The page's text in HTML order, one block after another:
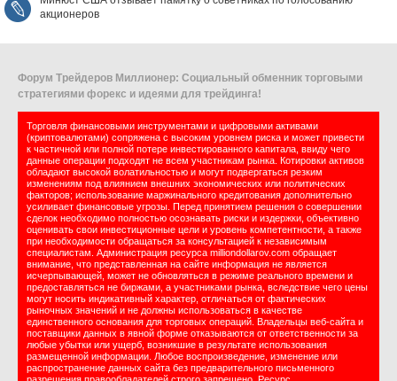
акционеров
Форум Трейдеров Миллионер: Социальный обменник торговыми
стратегиями форекс и идеями для трейдинга!
Торговля финансовыми инструментами и цифровыми активами
(криптовалютами) сопряжена с высоким уровнем риска и может привести
к частичной или полной потере инвестированного капитала, ввиду чего
данные операции подходят не всем участникам рынка. Котировки активов
обладают высокой волатильностью и могут подвергаться резким
изменениям под влиянием внешних экономических или политических
факторов; использование маржинального кредитования дополнительно
усиливает финансовые угрозы. Перед принятием решения о совершении
сделок необходимо полностью осознавать риски и издержки, объективно
оценивать свои инвестиционные цели и уровень компетентности, а также
при необходимости обращаться за консультацией к независимым
специалистам. Администрация ресурса milliondollarov.com обращает
внимание, что представленная на сайте информация не является
исчерпывающей, может не обновляться в режиме реального времени и
предоставляться не биржами, а участниками рынка, вследствие чего цены
могут носить индикативный характер, отличаться от фактических
рыночных значений и не должны использоваться в качестве
единственного основания для торговых операций. Владельцы веб-сайта и
поставщики данных в явной форме отказываются от ответственности за
любые убытки или ущерб, возникшие в результате использования
размещенной информации. Любое воспроизведение, изменение или
распространение данных сайта без предварительного письменного